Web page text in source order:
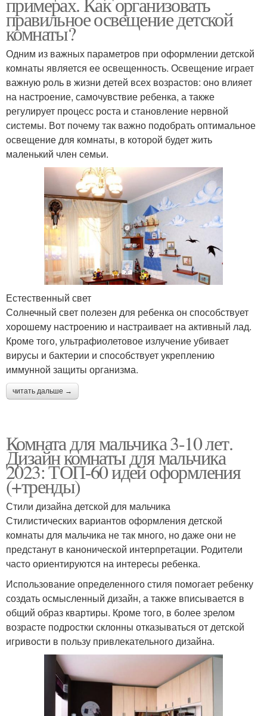
правильное освещение детской
комнаты?
Одним из важных параметров при оформлении детской
комнаты является ее освещенность. Освещение играет
важную роль в жизни детей всех возрастов: оно влияет
на настроение, самочувствие ребенка, а также
регулирует процесс роста и становление нервной
системы. Вот почему так важно подобрать оптимальное
освещение для комнаты, в которой будет жить
маленький член семьи.
Естественный свет
Солнечный свет полезен для ребенка он способствует
хорошему настроению и настраивает на активный лад.
Кроме того, ультрафиолетовое излучение убивает
вирусы и бактерии и способствует укреплению
иммунной защиты организма.
читать дальше →
Комната для мальчика 3-10 лет.
Дизайн комнаты для мальчика
2023: ТОП-60 идей оформления
(+тренды)
Стили дизайна детской для мальчика
Стилистических вариантов оформления детской
комнаты для мальчика не так много, но даже они не
предстанут в канонической интерпретации. Родители
часто ориентируются на интересы ребенка.
Использование определенного стиля помогает ребенку
создать осмысленный дизайн, а также вписывается в
общий образ квартиры. Кроме того, в более зрелом
возрасте подростки склонны отказываться от детской
игривости в пользу привлекательного дизайна.